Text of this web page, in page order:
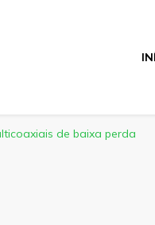
de baixa perda